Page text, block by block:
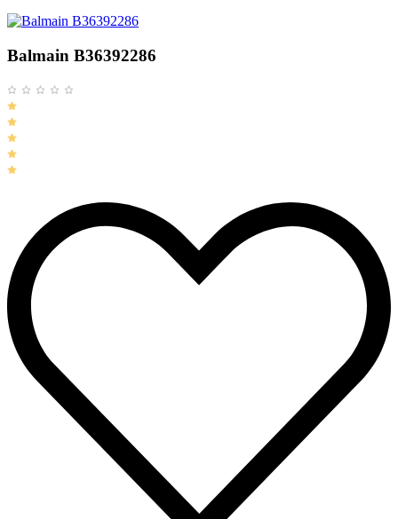
Balmain B36392286